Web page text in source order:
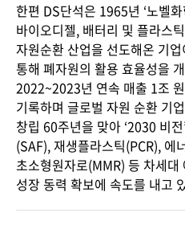
한편 DS단석은 1965년 ‘노벨
바이오디젤, 배터리 및 플라스
자원순환 산업을 선도해온 기
통해 폐자원의 활용 효율성을
2022~2023년 연속 매출 1조
기록하며 글로벌 자원 순환 기
창립 60주년을 맞아 ‘2030 비전
(SAF),재생플라스틱(PCR), 에
초소형원자로(MMR) 등 차세대
성장 동력 확보에 속도를 내고